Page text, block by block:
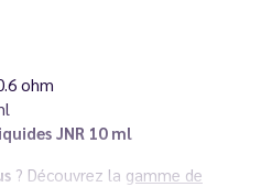
ohm
JNR 10 ml
? Découvrez la gamme de